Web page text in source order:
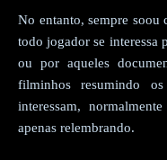
No entanto, sempre
todo jogador se interessa
ou por aqueles
filminhos resumindo
interessam,
apenas relembrando.